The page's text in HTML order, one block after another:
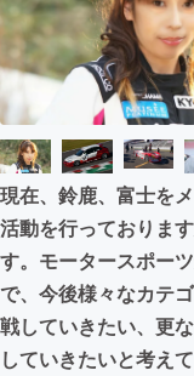
テクノロ
映像・映
ビジネス
まちづく
CAMPFIRE
CAMPFIRE
現在、鈴鹿、富士を
活動を行っておりま
す。モータースポー
で、今後様々なカテ
戦していきたい、更
していきたいと考えて